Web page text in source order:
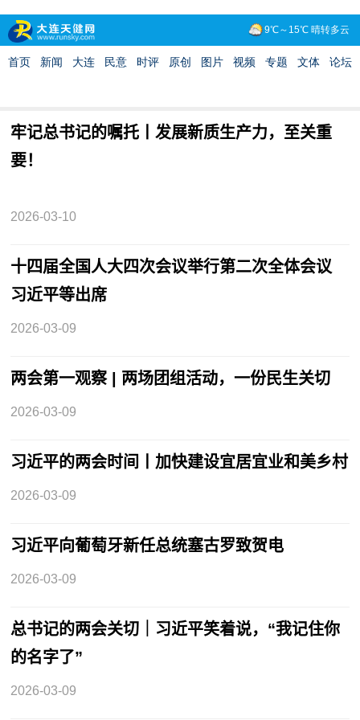
牢记总书记的嘱托丨发展新质生产力，至关重
要！
2026-03-10
十四届全国人大四次会议举行第二次全体会议
习近平等出席
2026-03-09
两会第一观察 | 两场团组活动，一份民生关切
2026-03-09
习近平的两会时间丨加快建设宜居宜业和美乡村
2026-03-09
习近平向葡萄牙新任总统塞古罗致贺电
2026-03-09
总书记的两会关切｜习近平笑着说，“我记住你
的名字了”
2026-03-09